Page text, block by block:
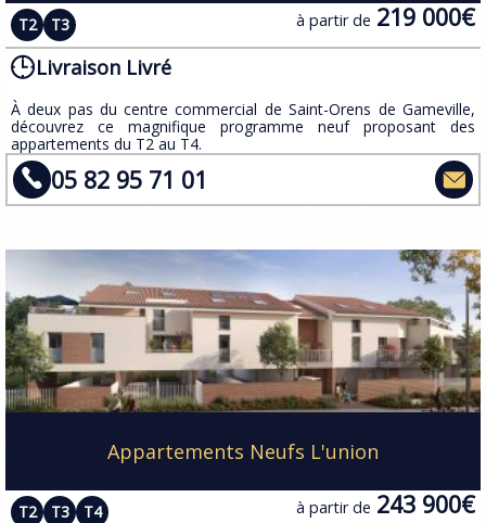
T2 T3 à partir de 219 000€
Livraison Livré
À deux pas du centre commercial de Saint-Orens de Gameville,
découvrez ce magnifique programme neuf proposant des
appartements du T2 au T4.
05 82 95 71 01
Appartements Neufs L'union
T2 T3 T4 à partir de 243 900€